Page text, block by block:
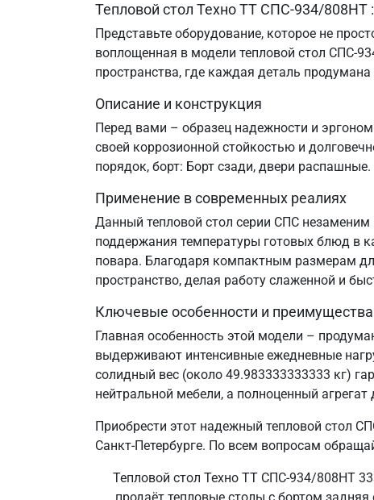
Тепловой стол Техно ТТ СПС-934/808НТ
Представьте оборудование, которое не
воплощенная в модели тепловой стол СПС-
пространства, где каждая деталь
Описание и конструкция
Перед вами – образец надежности и
своей коррозионной стойкостью и
порядок, борт: Борт сзади, двери
Применение в современных реалиях
Данный тепловой стол серии СПС незаменим
поддержания температуры готовых блюд в
повара. Благодаря компактным размерам
пространство, делая работу слаженной и
Ключевые особенности и преимущества
Главная особенность этой модели –
выдерживают интенсивные ежедневные
солидный вес (около 49.983333333333 кг)
нейтральной мебели, а полноценный
Приобрести этот надежный тепловой стол
Санкт‑Петербурге. По всем вопросам
Тепловой стол Техно ТТ СПС-934/808НТ